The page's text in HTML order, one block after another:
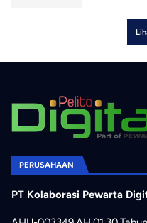
PERUSAHAAN
PT Kolaborasi Pewarta